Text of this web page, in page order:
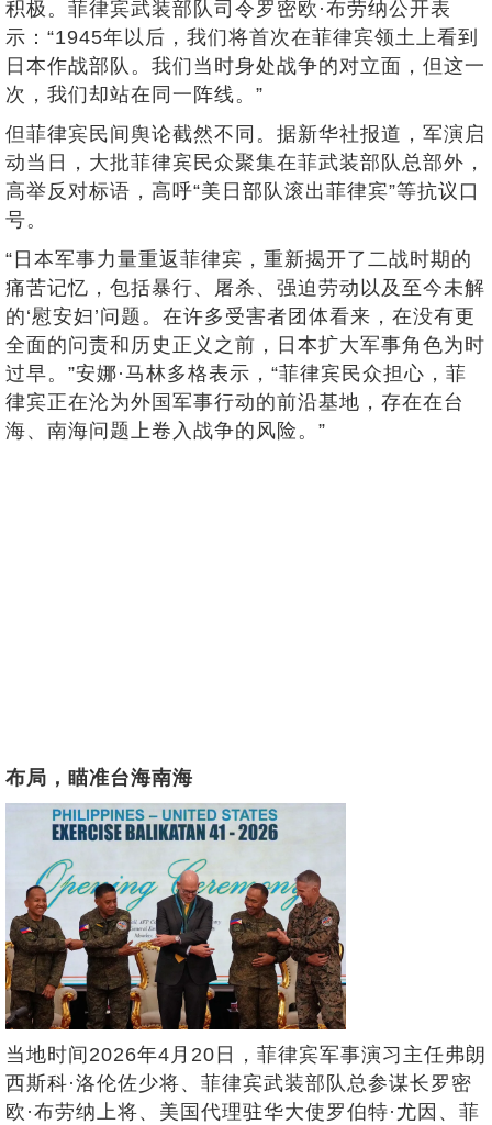
积极。菲律宾武装部队司令罗密欧·布劳纳公开表
示：“1945年以后，我们将首次在菲律宾领土上看到
日本作战部队。我们当时身处战争的对立面，但这一
次，我们却站在同一阵线。”
但菲律宾民间舆论截然不同。据新华社报道，军演启
动当日，大批菲律宾民众聚集在菲武装部队总部外，
高举反对标语，高呼“美日部队滚出菲律宾”等抗议口
号。
“日本军事力量重返菲律宾，重新揭开了二战时期的
痛苦记忆，包括暴行、屠杀、强迫劳动以及至今未解
的‘慰安妇’问题。在许多受害者团体看来，在没有更
全面的问责和历史正义之前，日本扩大军事角色为时
过早。”安娜·马林多格表示，“菲律宾民众担心，菲
律宾正在沦为外国军事行动的前沿基地，存在在台
海、南海问题上卷入战争的风险。”
布局，瞄准台海南海
当地时间2026年4月20日，菲律宾军事演习主任弗朗
西斯科·洛伦佐少将、菲律宾武装部队总参谋长罗密
欧·布劳纳上将、美国代理驻华大使罗伯特·尤因、菲